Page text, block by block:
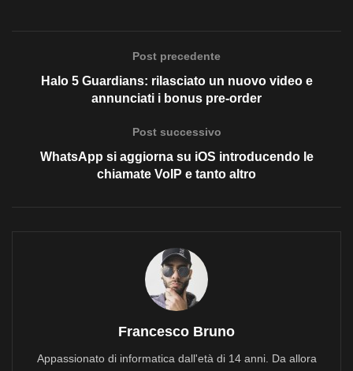
Post precedente
Halo 5 Guardians: rilasciato un nuovo video e
annunciati i bonus pre-order
Post successivo
WhatsApp si aggiorna su iOS introducendo le
chiamate VoIP e tanto altro
Francesco Bruno
Appassionato di informatica dall'età di 14 anni. Da allora